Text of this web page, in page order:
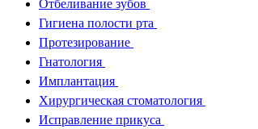
Отбеливание зубов
Гигиена полости рта
Протезирование
Гнатология
Имплантация
Хирургическая стоматология
Исправление прикуса